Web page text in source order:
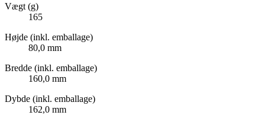
Vægt (g)
165
Højde (inkl. emballage)
80,0 mm
Bredde (inkl. emballage)
160,0 mm
Dybde (inkl. emballage)
162,0 mm